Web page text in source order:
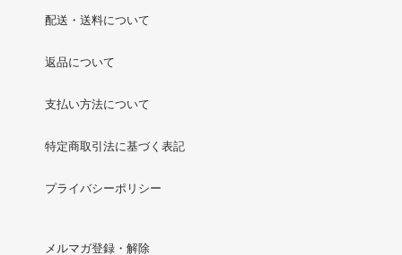
配送・送料について
返品について
支払い方法について
特定商取引法に基づく表記
プライバシーポリシー
メルマガ登録・解除